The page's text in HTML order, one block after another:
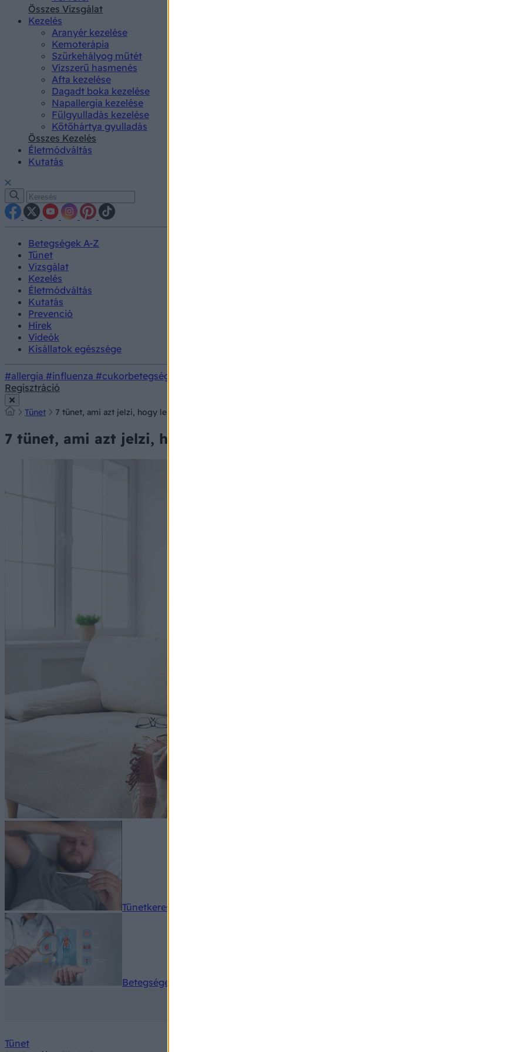
Összes Vizsgálat
Kezelés
Aranyér kezelése
Kemoterápia
Szürkehályog műtét
Vízszerű hasmenés
Afta kezelése
Dagadt boka kezelése
Napallergia kezelése
Fülgyulladás kezelése
Kötőhártya gyulladás
Összes Kezelés
Életmódváltás
Kutatás
Betegségek A-Z
Tünet
Vizsgálat
Kezelés
Életmódváltás
Kutatás
Prevenció
Hírek
Videók
Kisállatok egészsége
#allergia #influenza #cukorbetegség
Regisztráció
Tünet 7 tünet, ami azt jelzi, hogy lelassult az anyagcseréje - az, hogy folyton fázik, csak az egyik
7 tünet, ami azt jelzi, hogy lelassult az anyagcseréje - az, hogy folyton
Tünetkereső
Betegségek A-Z
Tünet